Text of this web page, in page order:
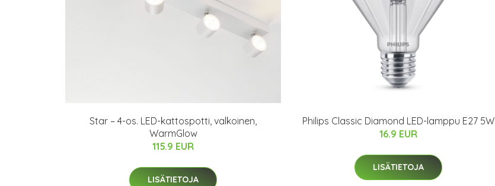
Star – 4-os. LED-kattospotti, valkoinen,
WarmGlow
115.9 EUR
LISÄTIETOJA
Philips Classic Diamond LED-lamppu E27 5W
16.9 EUR
LISÄTIETOJA